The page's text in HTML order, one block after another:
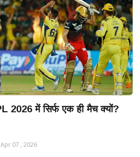
2026 में सिर्फ एक ही मैच क्यों?
Apr 07 , 2026